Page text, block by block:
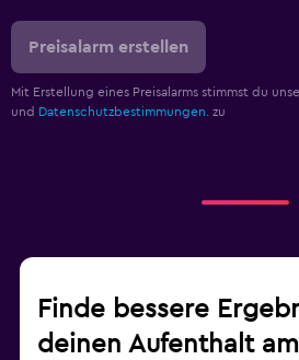
Preisalarm erstellen
Mit Erstellung eines Preisalarms stimmst du
und Datenschutzbestimmungen. zu
Finde bessere
deinen Aufenthalt